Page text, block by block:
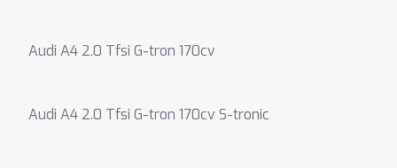
Audi A4 2.0 Tfsi G-tron 170cv
Audi A4 2.0 Tfsi G-tron 170cv S-tronic